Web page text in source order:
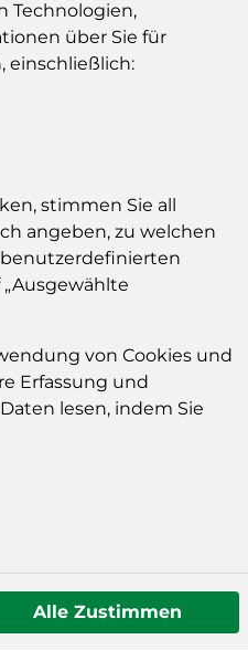
Stückzahl pro
Einloggen um
Sie müssen eingeloggt
dieses
Technologien,
über Sie für
einschließlich:
stimmen Sie all
angeben, zu welchen
von Cookies und
Erfassung und
lesen, indem Sie
Alle Zustimmen